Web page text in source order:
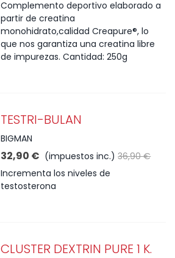
Complemento deportivo elaborado a
partir de creatina
monohidrato,calidad Creapure®, lo
que nos garantiza una creatina libre
de impurezas. Cantidad: 250g
TESTRI-BULAN
BIGMAN
32,90 € (impuestos inc.) 36,90 €
Incrementa los niveles de
testosterona
CLUSTER DEXTRIN PURE 1 K.